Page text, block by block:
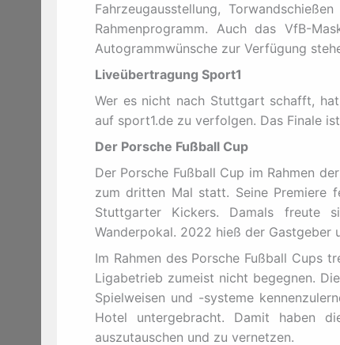
Fahrzeugausstellung,
Rahmenprogramm. Auch das VfB-
Autogrammwünsche zur Verfügung
Liveübertragung Sport1
Wer es nicht nach Stuttgart schafft,
auf sport1.de zu verfolgen. Das Finale
Der Porsche Fußball Cup
Der Porsche Fußball Cup im Rahmen
zum dritten Mal statt. Seine Premiere
Stuttgarter Kickers. Damals freute
Wanderpokal. 2022 hieß der Gastgeber
Im Rahmen des Porsche Fußball Cups
Ligabetrieb zumeist nicht begegnen.
Spielweisen und -systeme
Hotel untergebracht. Damit haben
auszutauschen und zu vernetzen.